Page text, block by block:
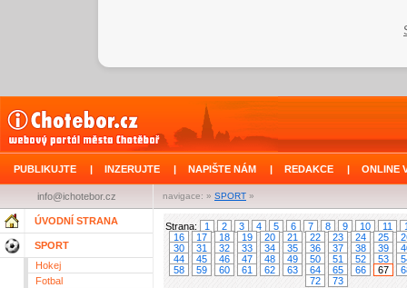
PUBLIKUJTE | INZERUJTE | NAPIŠTE NÁM | REDAKCE | ONLINE
navigace: » SPORT »
info@ichotebor.cz
ÚVODNÍ STRANA
SPORT
Hokej
Fotbal
Strana: 1 2 3 4 5 6 7 8 9 10 11
16
17 18 19 20 21 22 23 24 25
30
31 32 33 34 35 36 37 38 39
44
45 46 47 48 49 50 51 52 53
58
59 60 61 62 63 64 65 66 67
72
73